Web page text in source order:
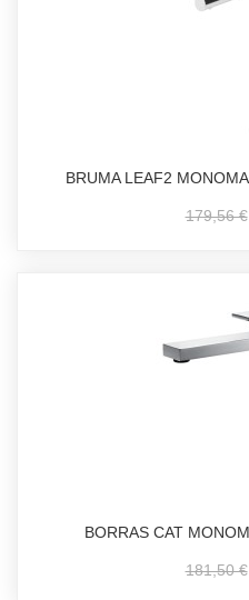
BRUMA LEAF2
179,56 €
BORRAS CAT
181,50 €